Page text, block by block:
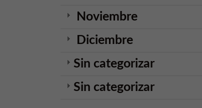
Noviembre
Diciembre
Sin categorizar
Sin categorizar